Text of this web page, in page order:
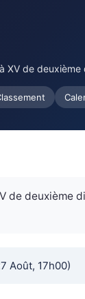
XV de deuxième
deuxième
Août, 17h00)